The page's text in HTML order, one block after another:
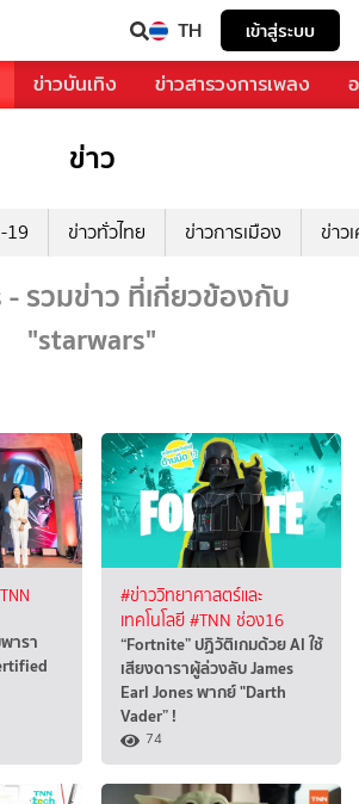
TH เข้าสู่ระบบ
ข่าวบันเทิง ข่าวสารวงการเพลง
ข่าว
19 ข่าวทั่วไทย ข่าวการเมือง ข่าว
- รวมข่าว ที่เกี่ยวข้องกับ
"starwars"
ารา
#ข่าววิทยาศาสตร์และ
เทคโนโลยี#TNN ช่อง16
“Fortnite” ปฏิวัติเกมด้วย AI ใช้
เสียงดาราผู้ล่วงลับ James
Earl Jones พากย์ "Darth
Vader” !
74